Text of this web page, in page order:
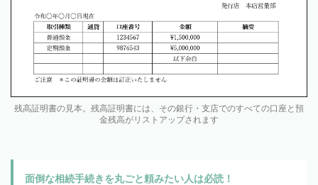
残高証明書の見本。残高証明書には、その銀行・支店でのすべての口座と預
金残高がリストアップされます
面倒な相続手続きを丸ごと頼みたい人は必読！